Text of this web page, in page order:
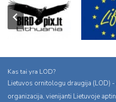
Kas tai yra LOD?
Lietuvos ornitologu draugija (LOD)
organizacija, vienijanti Lietuvoje